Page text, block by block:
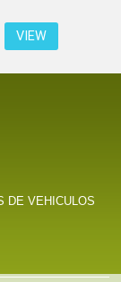
VIEW
DE VEHICULOS